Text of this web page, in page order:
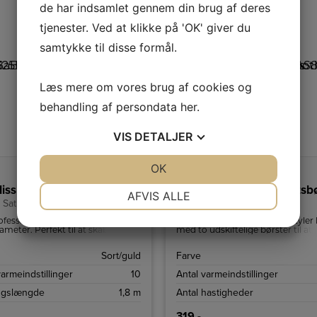
Paris Krøllejern
Touch Curling Tong
krøllejern med 25
Perfekt til at skabe
Sort/guld
10
1,8 m
BaByliss Paris
AS82E Shape and Smooth
En kraftig 800 W varmluft-styler
med to udskiftelige børster til at
Farve
Antal varmeindstillinger
Antal hastigheder
de har indsamlet gennem din brug af deres
tjenester. Ved at klikke på 'OK' giver du
samtykke til disse formål.
Læs mere om vores brug af cookies og
behandling af persondata her.
VIS DETALJER
AFVIS ALLE
OK